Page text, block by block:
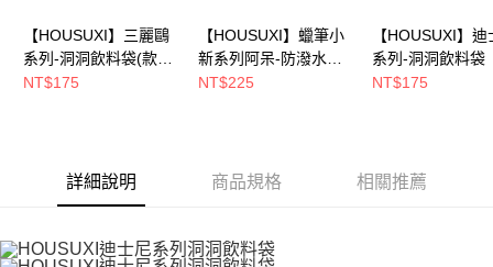
請求用戶進行身份認證。
５．嚴禁一人註冊多個帳號或使用他人資訊註冊。若發現惡意使用之情形，
恩沛科技股份有限公司將有權停止該用戶之使用額度並採取法律行動。
【HOUSUXI】三麗鷗
系列-洞洞飲料袋(款式
可任選)【5周年慶↘三
NT$175
【HOUSUXI】蠟筆小
新系列阿呆-防潑水透
明飲料袋【5周年慶↘
NT$225
【HOUSUXI】迪
系列-洞洞飲料袋
年慶↘三件75折
NT$175
詳細說明 商品規格 相關推薦